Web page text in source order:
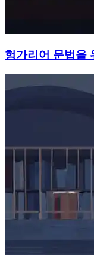
헝가리어 문법을